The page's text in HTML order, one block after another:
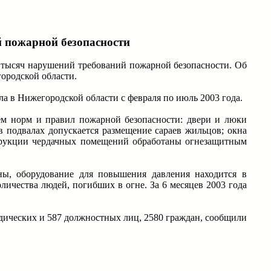
безопасности
нарушений требований пожарной безопасности. Об
области.
Нижегородской области с февраля по июль 2003 года.
норм и правил пожарной безопасности: двери и люки
допускается размещение сараев жильцов; окна
чердачных помещений обработаны огнезащитным
оборудование для повышения давления находится в
людей, погибших в огне. За 6 месяцев 2003 года
и 587 должностных лиц, 2580 граждан, сообщили